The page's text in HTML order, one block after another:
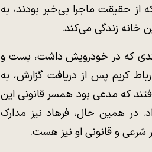
حقیقت ماجرا بی‌خبر بودند، به
خانه زندگی می‌کند.
بندی که در خودرویش داشت، بست و
کریم پس از دریافت گزارش، به
که مدعی بود همسر قانونی این
در همین حال، فرهاد نیز مدارک
شرعی و قانونی او نیز هست.